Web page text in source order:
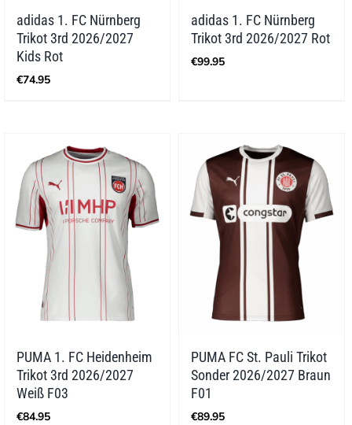
adidas 1. FC Nürnberg
Trikot 3rd 2026/2027
Kids Rot
€74.95
adidas 1. FC Nürnberg
Trikot 3rd 2026/2027 Rot
€99.95
PUMA 1. FC Heidenheim
Trikot 3rd 2026/2027
Weiß F03
€84.95
PUMA FC St. Pauli Trikot
Sonder 2026/2027 Braun
F01
€89.95